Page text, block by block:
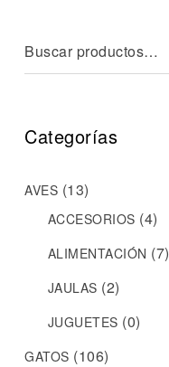
Categorías
AVES (13)
ACCESORIOS (4)
ALIMENTACIÓN (7)
JAULAS (2)
JUGUETES (0)
GATOS (106)